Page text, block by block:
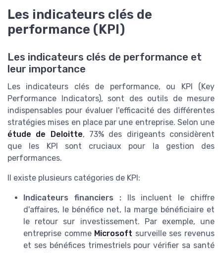
Les indicateurs clés de
performance (KPI)
Les indicateurs clés de performance et
leur importance
Les indicateurs clés de performance, ou KPI (Key
Performance Indicators), sont des outils de mesure
indispensables pour évaluer l'efficacité des différentes
stratégies mises en place par une entreprise. Selon une
étude de Deloitte, 73% des dirigeants considèrent
que les KPI sont cruciaux pour la gestion des
performances.
Il existe plusieurs catégories de KPI:
Indicateurs financiers :Ils incluent le chiffre
d'affaires, le bénéfice net, la marge bénéficiaire et
le retour sur investissement. Par exemple, une
entreprise comme Microsoft surveille ses revenus
et ses bénéfices trimestriels pour vérifier sa santé